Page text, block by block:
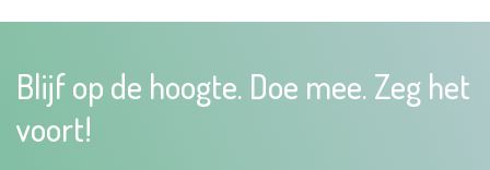
Blijf op de hoogte. Doe mee. Zeg het
voort!